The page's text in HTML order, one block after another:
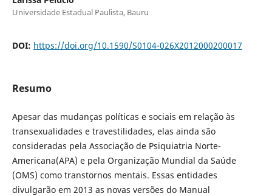
Universidade Estadual Paulista, Bauru
DOI: https://doi.org/10.1590/S0104-026X2012000200017
Resumo
Apesar das mudanças políticas e sociais em relação às
transexualidades e travestilidades, elas ainda são
consideradas pela Associação de Psiquiatria Norte-
Americana(APA) e pela Organização Mundial da Saúde
(OMS) como transtornos mentais. Essas entidades
divulgarão em 2013 as novas versões do Manual